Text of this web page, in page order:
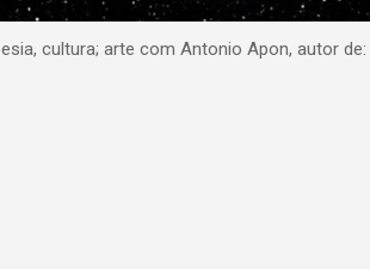
cultura; arte com Antonio Apon, autor de: